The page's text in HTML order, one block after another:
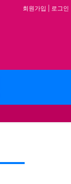
회원가입 로그인